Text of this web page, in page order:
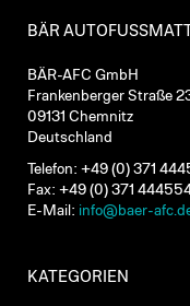
BÄR
BÄR-AFC GmbH
Frankenberger Straße
09131 Chemnitz
Deutschland
Telefon: +49 (0) 371
Fax: +49 (0) 371
E-Mail: info@baer-
KATEGORIEN